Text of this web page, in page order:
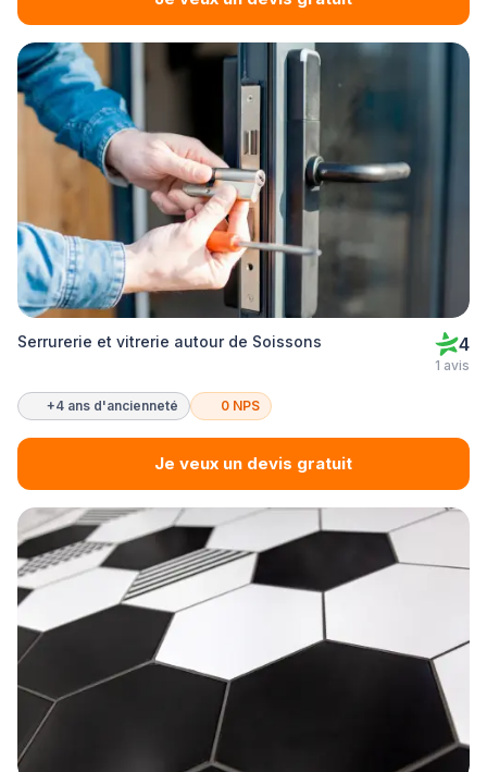
Serrurerie et vitrerie autour de Soissons 4
1 avis
+4 ans d'ancienneté 0 NPS
Je veux un devis gratuit